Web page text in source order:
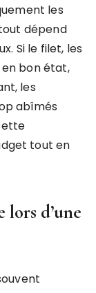
les
dépend
Si le filet, les
bon état,
les
abîmés
tout en
lors d’une